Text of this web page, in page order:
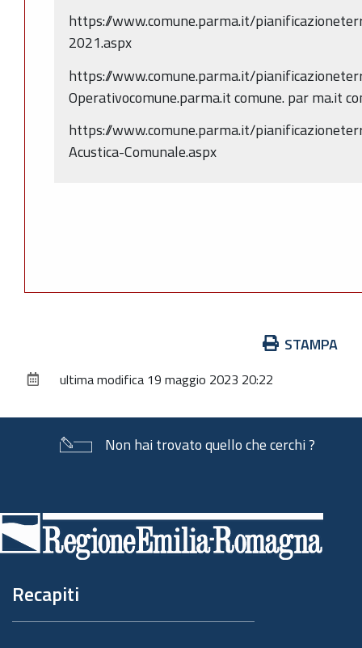
https://www.comune.parma.it/
2021.aspx
https://www.comune.parma.it/
Operativocomune.parma.it comune. par ma.it
https://www.comune.parma.it/
Acustica-Comunale.aspx
documento
STAMPA
ultima modifica 19 maggio 2023 20:22
Non hai trovato quello che cerchi ?
di
pagina
Recapiti